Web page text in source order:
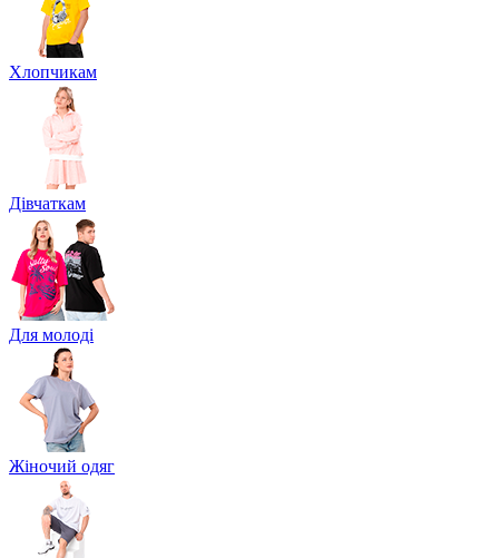
Хлопчикам
Дівчаткам
Для молоді
Жіночий одяг